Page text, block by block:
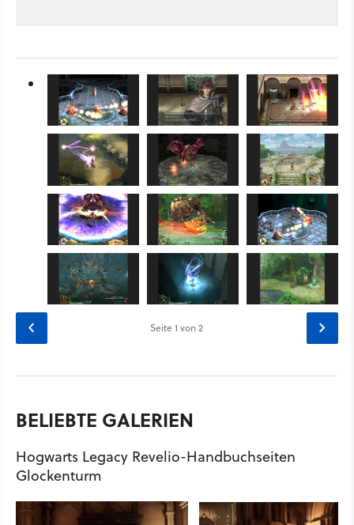
Seite1 von 2
BELIEBTE GALERIEN
Hogwarts Legacy Revelio-Handbuchseiten
Glockenturm